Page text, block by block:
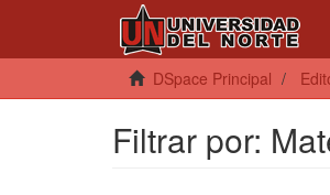
DSpace Principal
Filtrar por: